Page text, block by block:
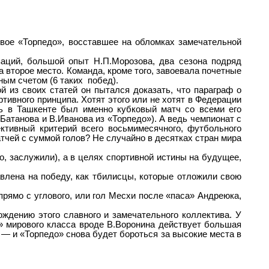
«Торпедо», восставшее на обломках замечательной
большой опыт Н.П.Морозова, два сезона подряд
место. Команда, кроме того, завоевала почетные
счетом (6 таких
побед).
своих статей он пытался доказать, что параграф о
принципа. Хотят этого или не хотят в Федерации
в Ташкенте был именно кубковый матч со всеми его
и В.Иванова из «Торпедо»). А ведь чемпионат с
критерий всего восьмимесячного, футбольного
с суммой голов? Не случайно в десятках стран мира
заслужили), а в целях спортивной истины на будущее,
на победу, как тбилисцы, которые отложили свою
с углового, или гол Месхи после «паса» Андреюка,
этого славного и замечательного коллектива. У
класса вроде В.Воронина действует большая
«Торпедо» снова будет бороться за высокие места в